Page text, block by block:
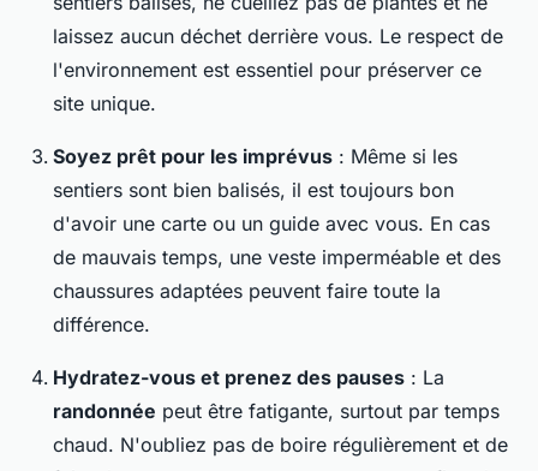
laissez aucun déchet derrière vous. Le respect de
l'environnement est essentiel pour préserver ce
site unique.
Soyez prêt pour les imprévus : Même si les
sentiers sont bien balisés, il est toujours bon
d'avoir une carte ou un guide avec vous. En cas
de mauvais temps, une veste imperméable et des
chaussures adaptées peuvent faire toute la
différence.
Hydratez-vous et prenez des pauses : La
randonnée peut être fatigante, surtout par temps
chaud. N'oubliez pas de boire régulièrement et de